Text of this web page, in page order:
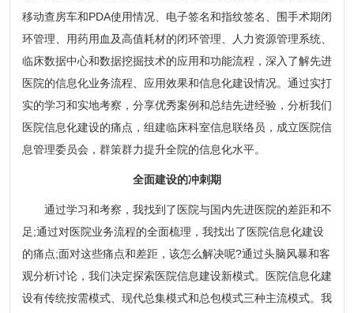
移动查房车和PDA使用情况、电子签名和指纹签名、围手术期闭
环管理、用药用血及高值耗材的闭环管理、人力资源管理系统、
临床数据中心和数据挖掘技术的应用和功能流程，深入了解先进
医院的信息化业务流程、应用效果和信息化建设情况。通过实打
实的学习和实地考察，分享优秀案例和总结先进经验，分析我们
医院信息化建设的痛点，组建临床科室信息联络员，成立医院信
息管理委员会，群策群力提升全院的信息化水平。
全面建设的冲刺期
通过学习和考察，我找到了医院与国内先进医院的差距和不
足;通过对医院业务流程的全面梳理，我找出了医院信息化建设
的痛点;面对这些痛点和差距，该怎么解决呢?通过头脑风暴和客
观分析讨论，我们决定探索医院信息建设新模式。医院信息化建
设有传统按需模式、现代总集模式和总包模式三种主流模式。我